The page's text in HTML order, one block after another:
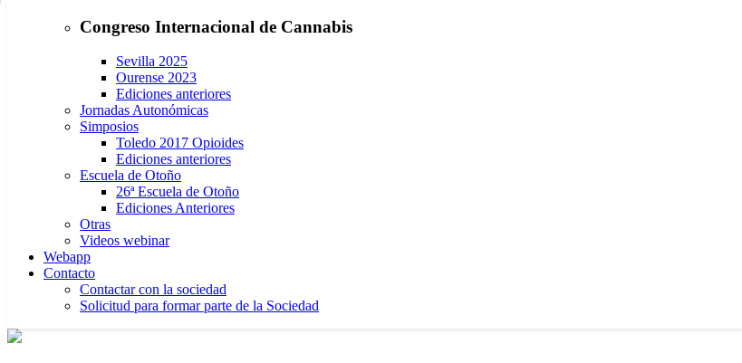
Congreso Internacional de Cannabis
Sevilla 2025
Ourense 2023
Ediciones anteriores
Jornadas Autonómicas
Simposios
Toledo 2017 Opioides
Ediciones anteriores
Escuela de Otoño
26ª Escuela de Otoño
Ediciones Anteriores
Otras
Videos webinar
Webapp
Contacto
Contactar con la sociedad
Solicitud para formar parte de la Sociedad